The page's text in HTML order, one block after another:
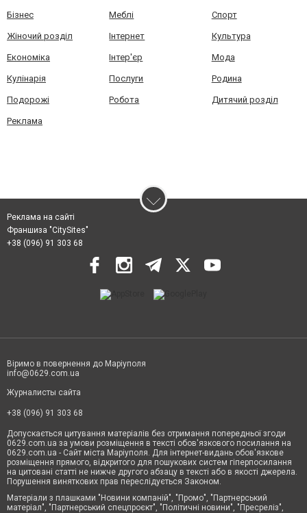
Бізнес Меблі Спорт
Жіночий розділ Інтернет Культура
Економіка Інтер'єр Мода
Кулінарія Послуги Родина
Подорожі Робота Дитячий розділ
Реклама
Реклама на сайті
Франшиза "CitySites"
+38 (096) 91 303 68
Віримо в повернення до Маріуполя
info@0629.com.ua
Журналисты сайта
+38 (096) 91 303 68
Допускається цитування матеріалів без отримання попередньої згоди
0629.com.ua за умови розміщення в тексті обов'язкового посилання на
0629.com.ua - Сайт міста Маріуполя. Для інтернет-видань обов'язкове
розміщення прямого, відкритого для пошукових систем гіперпосилання
на цитовані статті не нижче другого абзацу в тексті або в якості джерела.
Порушення виняткових прав переслідується Законом.
Матеріали з плашками "Новини компаній", "Промо", "Партнерський
матеріал", "Партнерський спецпроєкт", "Політичні новини", "Пресреліз",